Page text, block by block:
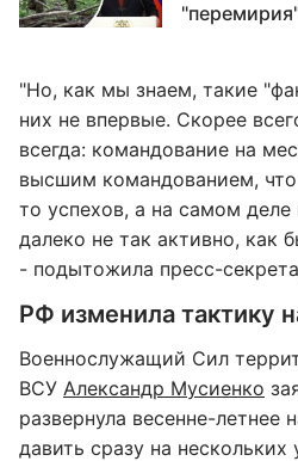
"Но, как мы знаем, такие
них не впервые. Скорее
всегда: командование на
высшим командованием,
то успехов, а на самом
далеко не так активно, как
- подытожила пресс-
РФ изменила тактику
Военнослужащий Сил
ВСУ Александр Мусиенко
развернула весенне-летнее
давить сразу на нескольких